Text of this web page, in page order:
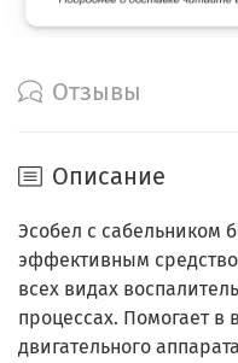
Отзывы
Описание
Эсобел с сабельником
эффективным
всех видах
процессах. Помогает в
двигательного